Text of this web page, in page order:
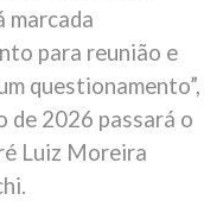
marcada
para reunião e
questionamento”,
de 2026 passará o
Luiz Moreira